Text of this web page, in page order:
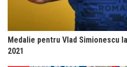
Medalie pentru Vlad Simionescu
2021